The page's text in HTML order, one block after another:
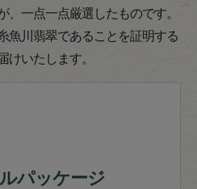
一点一点厳選したものです。
魚川翡翠であることを証明する
けいたします。
パッケージ